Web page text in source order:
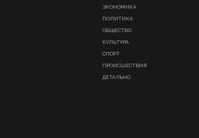
ЭКОНОМИКА
ПОЛИТИКА
ОБЩЕСТВО
КУЛЬТУРА
СПОРТ
ПРОИСШЕСТВИЯ
ДЕТАЛЬНО